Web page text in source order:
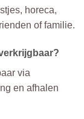
horeca,
of familie.
via
en afhalen